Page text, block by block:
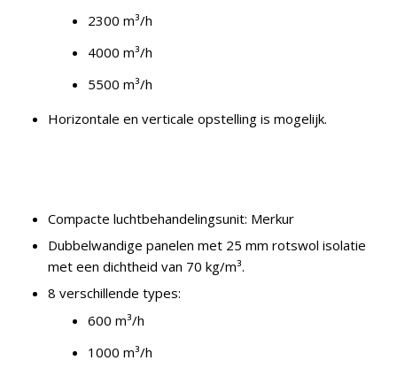
2300 m³/h
4000 m³/h
5500 m³/h
Horizontale en verticale opstelling is mogelijk.
Compacte luchtbehandelingsunit: Merkur
Dubbelwandige panelen met 25 mm rotswol isolatie
met een dichtheid van 70 kg/m³.
8 verschillende types:
600 m³/h
1000 m³/h